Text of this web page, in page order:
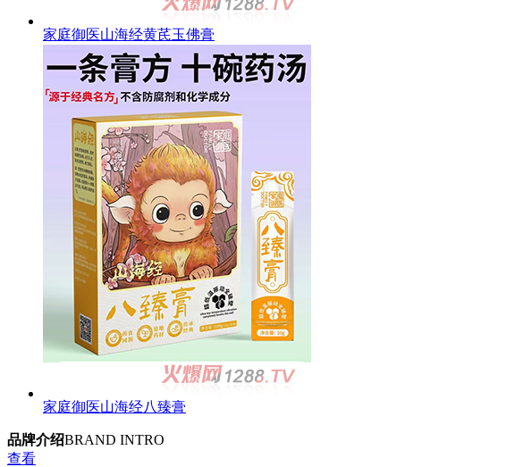
家庭御医山海经黄芪玉佛膏
家庭御医山海经八臻膏
品牌介绍BRAND INTRO
查看